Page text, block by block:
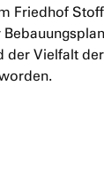
Friedhof
der Vielfalt